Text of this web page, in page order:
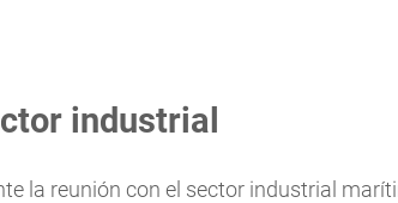
industrial
la reunión con el sector industrial